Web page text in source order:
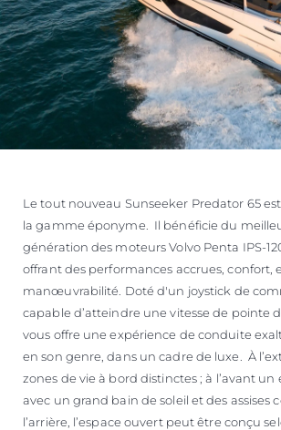
Le tout nouveau Sunseeker Predator 65
la gamme éponyme. Il bénéficie du
génération des moteurs Volvo Penta IPS-
offrant des performances accrues, confort,
manœuvrabilité. Doté d'un joystick de
capable d’atteindre une vitesse de pointe
vous offre une expérience de conduite
en son genre, dans un cadre de luxe. À
zones de vie à bord distinctes ; à l’avant un
avec un grand bain de soleil et des assises
l’arrière, l’espace ouvert peut être conçu